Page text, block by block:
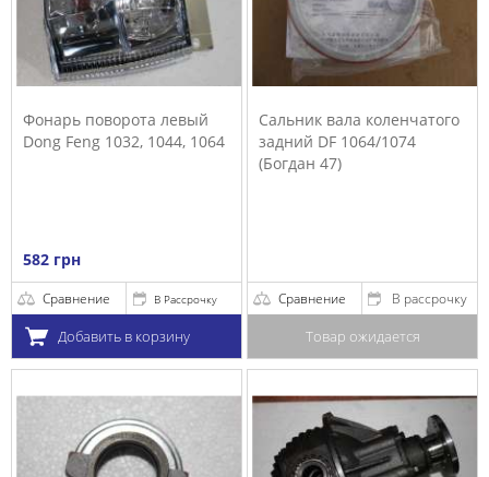
Фонарь поворота левый
Dong Feng 1032, 1044, 1064
582 грн
Сравнение В Рассрочку
Добавить в корзину
Сальник вала коленчатого
задний DF 1064/1074
(Богдан 47)
Сравнение В рассрочку
Товар ожидается